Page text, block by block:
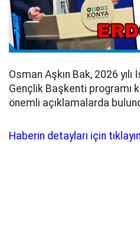
Osman Aşkın Bak, 2026
Gençlik Başkenti programı
önemli açıklamalarda
Haberin detayları için